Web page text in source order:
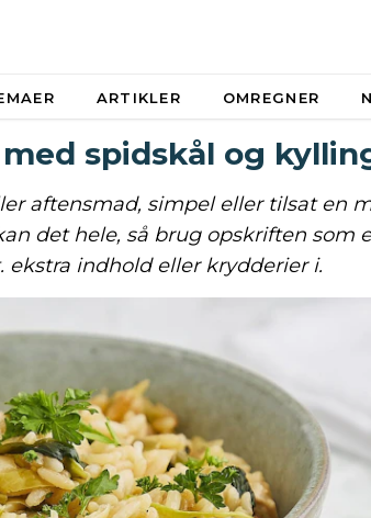
ARTIKLER OMREGNER
med spidskål og
aftensmad, simpel eller tilsat en
det hele, så brug opskriften som
ekstra indhold eller krydderier i.